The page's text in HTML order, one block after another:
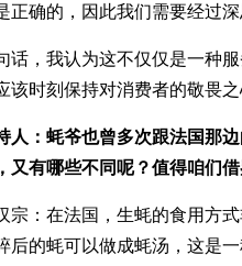
正确的，因此我们需要经过
，我认为这不仅仅是一种服
该时刻保持对消费者的敬畏之
人：蚝爷也曾多次跟法国那
又有哪些不同呢？值得咱们
：在法国，生蚝的食用方式
后的蚝可以做成蚝汤，这是